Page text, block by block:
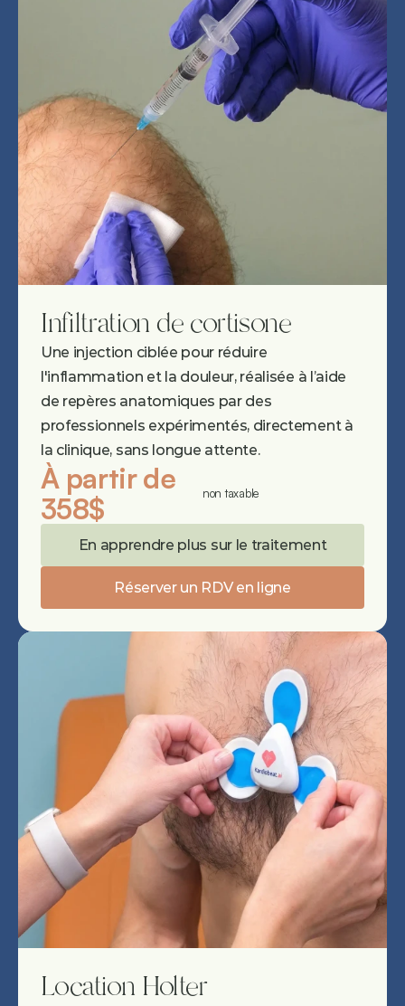
Infiltration de cortisone
Une injection ciblée pour réduire
l'inflammation et la douleur, réalisée à l’aide
de repères anatomiques par des
professionnels expérimentés, directement à
la clinique, sans longue attente.
À partir de
358$
non taxable
En apprendre plus sur le traitement
Réserver un RDV en ligne
Location Holter